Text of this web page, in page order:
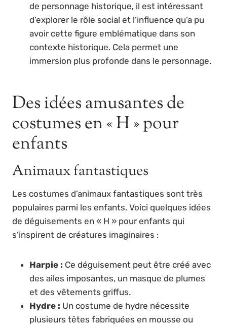
de personnage historique, il est intéressant
d’explorer le rôle social et l’influence qu’a pu
avoir cette figure emblématique dans son
contexte historique. Cela permet une
immersion plus profonde dans le personnage.
Des idées amusantes de
costumes en « H » pour
enfants
Animaux fantastiques
Les costumes d’animaux fantastiques sont très
populaires parmi les enfants. Voici quelques idées
de déguisements en « H » pour enfants qui
s’inspirent de créatures imaginaires :
Harpie : Ce déguisement peut être créé avec
des ailes imposantes, un masque de plumes
et des vêtements griffus.
Hydre : Un costume de hydre nécessite
plusieurs têtes fabriquées en mousse ou